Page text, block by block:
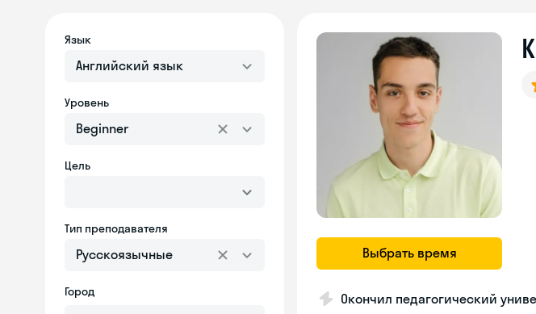
Язык
Английский язык
Уровень
Beginner
Цель
Тип преподавателя
Русскоязычные
Город
Выбрать время
Окончил педагогический